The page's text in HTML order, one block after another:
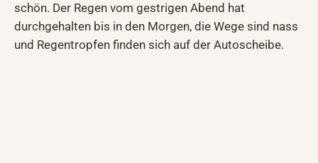
schön. Der Regen vom gestrigen Abend hat
durchgehalten bis in den Morgen, die Wege sind nass
und Regentropfen finden sich auf der Autoscheibe.